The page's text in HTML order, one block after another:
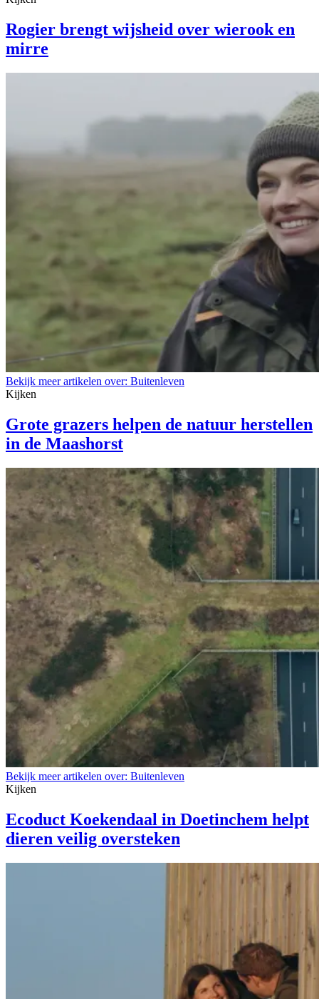
Rogier brengt wijsheid over wierook en
mirre
Bekijk meer artikelen over: Buitenleven
Kijken
Grote grazers helpen de natuur herstellen
in de Maashorst
Bekijk meer artikelen over: Buitenleven
Kijken
Ecoduct Koekendaal in Doetinchem helpt
dieren veilig oversteken